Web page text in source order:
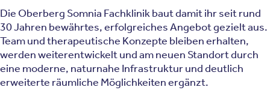
Die Oberberg Somnia Fachklinik baut damit ihr seit rund
30 Jahren bewährtes, erfolgreiches Angebot gezielt aus.
Team und therapeutische Konzepte bleiben erhalten,
werden weiterentwickelt und am neuen Standort durch
eine moderne, naturnahe Infrastruktur und deutlich
erweiterte räumliche Möglichkeiten ergänzt.